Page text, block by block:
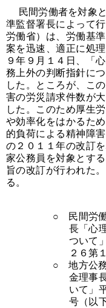
民間労働者を対象
準監督署長によって
労働省）は、労働基
案を迅速、適正に処
９年９月１４日、「
務上外の判断指針に
した。ところが、こ
害の労災請求件数が
した。このため厚生
や効率化をはかるた
的負荷による精神障
の２０１１年の改訂
家公務員を対象とす
旨の改訂が行われた
る。
○ 民間労働
長「心
ついて
２６第
○ 地方公務
金理事
いて」
号（以